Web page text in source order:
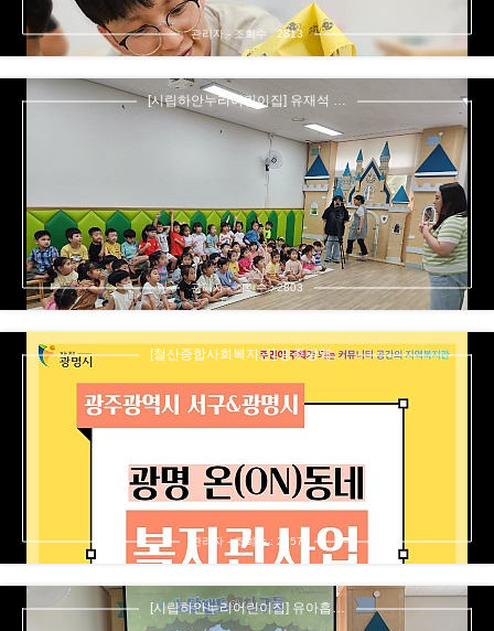
관리자 - 조회수 : 2813
[시립하안누리어린이집] 유재석 …
관리자 - 조회수 : 2803
[철산종합사회복지관] 광주광역…
관리자 - 조회수 : 2857
[시립하안누리어린이집] 유아흡…